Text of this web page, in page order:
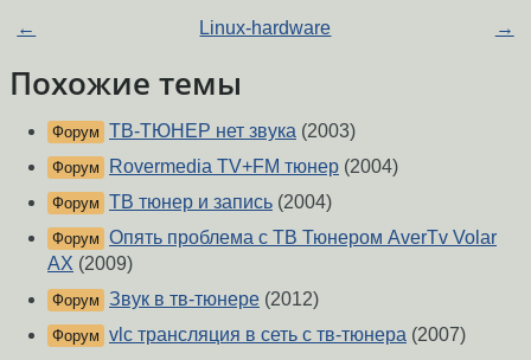
← Linux-hardware →
Похожие темы
Форум ТВ-ТЮНЕР нет звука (2003)
Форум Rovermedia TV+FM тюнер (2004)
Форум ТВ тюнер и запись (2004)
Форум Опять проблема с ТВ Тюнером AverTv Volar
AX (2009)
Форум Звук в тв-тюнере (2012)
Форум vlc трансляция в сеть с тв-тюнера (2007)